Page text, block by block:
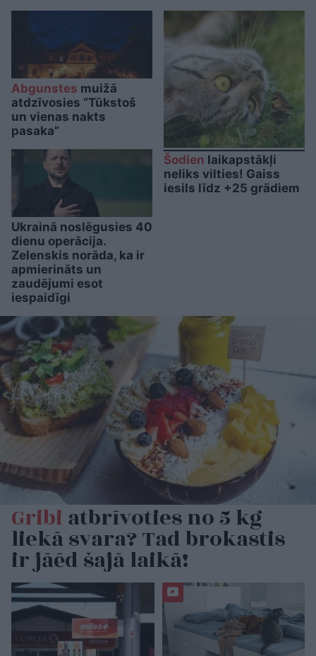
Abgunstes muižā
atdzīvosies “Tūkstoš
un vienas nakts
pasaka”
Ukrainā noslēgusies 40
dienu operācija.
Zelenskis norāda, ka ir
apmierināts un
zaudējumi esot
iespaidīgi
Šodien laikapstākļi
neliks vilties! Gaiss
iesils līdz +25 grādiem
Gribiatbrīvoties no 5 kg
liekā svara? Tad brokastis
ir jāēd šajā laikā!